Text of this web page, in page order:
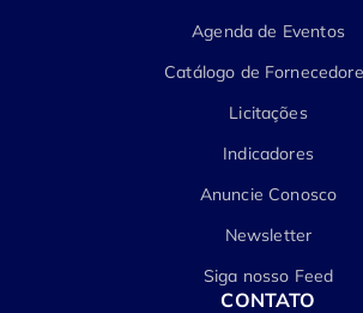
Agenda de Eventos
Catálogo de
Licitações
Indicadores
Anuncie Conosco
Newsletter
Siga nosso Feed
CONTATO